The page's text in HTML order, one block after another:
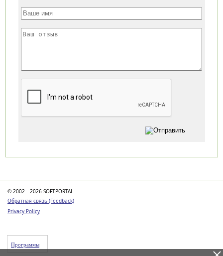
© 2002—2026 SOFTPORTAL
Обратная связь (Feedback)
Privacy Policy
Программы